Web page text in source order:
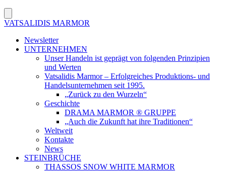
VATSALIDIS MARMOR
Newsletter
UNTERNEHMEN
Unser Handeln ist geprägt von folgenden Prinzipien
und Werten
Vatsalidis Marmor – Erfolgreiches Produktions- und
Handelsunternehmen seit 1995.
„Zurück zu den Wurzeln“
Geschichte
DRAMA MARMOR ® GRUPPE
„Auch die Zukunft hat ihre Traditionen“
Weltweit
Kontakte
News
STEINBRÜCHE
THASSOS SNOW WHITE MARMOR